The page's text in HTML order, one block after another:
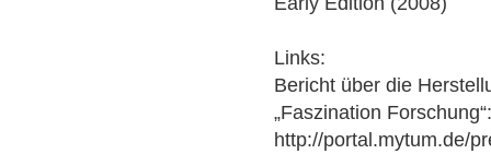
Links:
Bericht über die
„Faszination
http://portal.mytum.de/